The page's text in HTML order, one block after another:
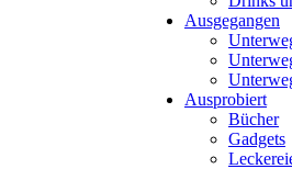
Ausgegangen
Ausprobiert
Bücher
Gadgets